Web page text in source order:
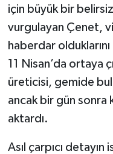
için büyük bir
vurgulayan Çenet,
haberdar olduklarını
11 Nisan’da ortaya
üreticisi, gemide
ancak bir gün sonra
aktardı.
Asıl çarpıcı